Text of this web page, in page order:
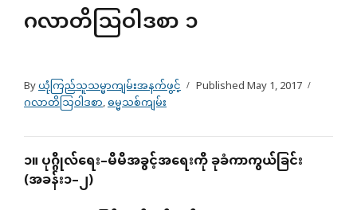
ဂလာတိသြဝါဒစာ ၁
Byယုံကြည်သူသမ္မာကျမ်းအနက်ဖွင့် PublishedMay 1, 2017
ဂလာတိသြဝါဒစာ,ဓမ္မသစ်ကျမ်း
၁။ပုဂ္ဂိုလ်ရေး–မိမိအခွင့်အရေးကိုခုခံကာကွယ်ခြင်း
(အခန်း၁–၂)